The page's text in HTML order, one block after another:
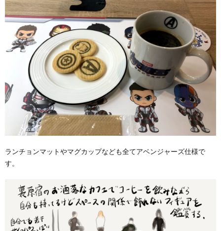
ランチョンマットやマグカップなども全てアベンジャーズ仕様で
す。